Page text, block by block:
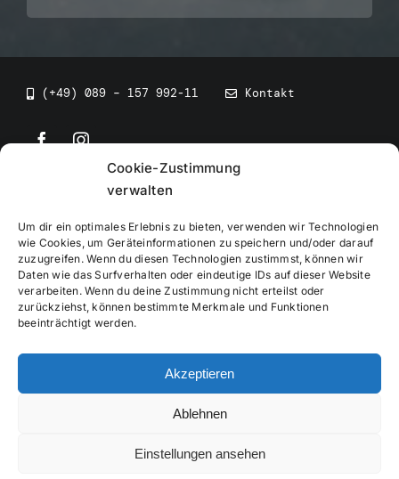
Cookie-Zustimmung
verwalten
Um dir ein optimales Erlebnis zu bieten, verwenden wir Technologien
wie Cookies, um Geräteinformationen zu speichern und/oder darauf
zuzugreifen. Wenn du diesen Technologien zustimmst, können wir
Daten wie das Surfverhalten oder eindeutige IDs auf dieser Website
verarbeiten. Wenn du deine Zustimmung nicht erteilst oder
zurückziehst, können bestimmte Merkmale und Funktionen
beeinträchtigt werden.
Akzeptieren
Ablehnen
Einstellungen ansehen
(+49) 089 – 157 992-11 Kontakt
• BEV Bayerischer Eissportverband
Impressum
Datenschutzerklärung